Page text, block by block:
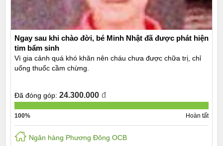
Ngay sau khi chào đời, bé Minh Nhật đã được phát hiện
tim bẩm sinh
Vì gia cảnh quá khó khăn nên cháu chưa được chữa trị, chỉ
uống thuốc cầm chừng.
Đã đóng góp: 24.300.000 đ
100% Hoàn tất
Ngân hàng Phương Đông OCB